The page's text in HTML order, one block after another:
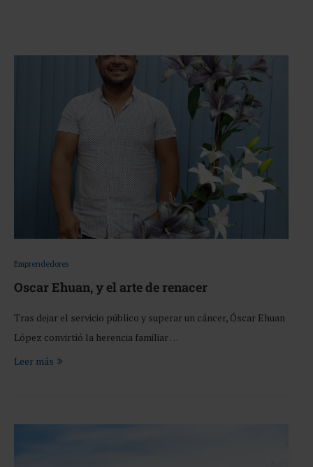
Emprendedores
Oscar Ehuan, y el arte de renacer
Tras dejar el servicio público y superar un cáncer, Óscar Ehuan
López convirtió la herencia familiar …
Leer más